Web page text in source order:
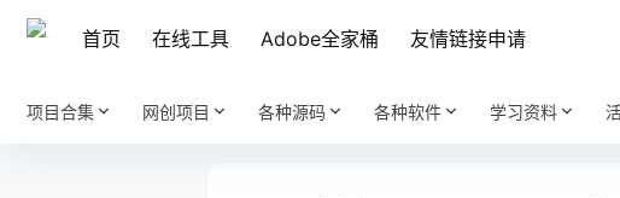
首页 在线工具 Adobe全家桶 友情链接申请
项目合集 网创项目 各种源码 各种软件 学习资料